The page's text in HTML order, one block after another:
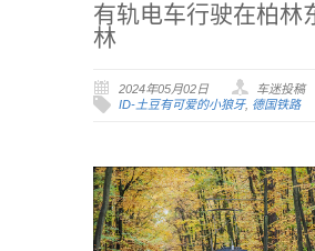
有轨电车行驶在柏林
林
2024年05月02日
车迷投稿
ID-土豆有可爱的小狼牙, 德国铁路